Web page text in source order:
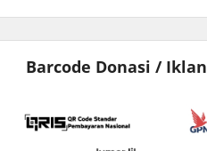
Barcode Donasi / Iklan